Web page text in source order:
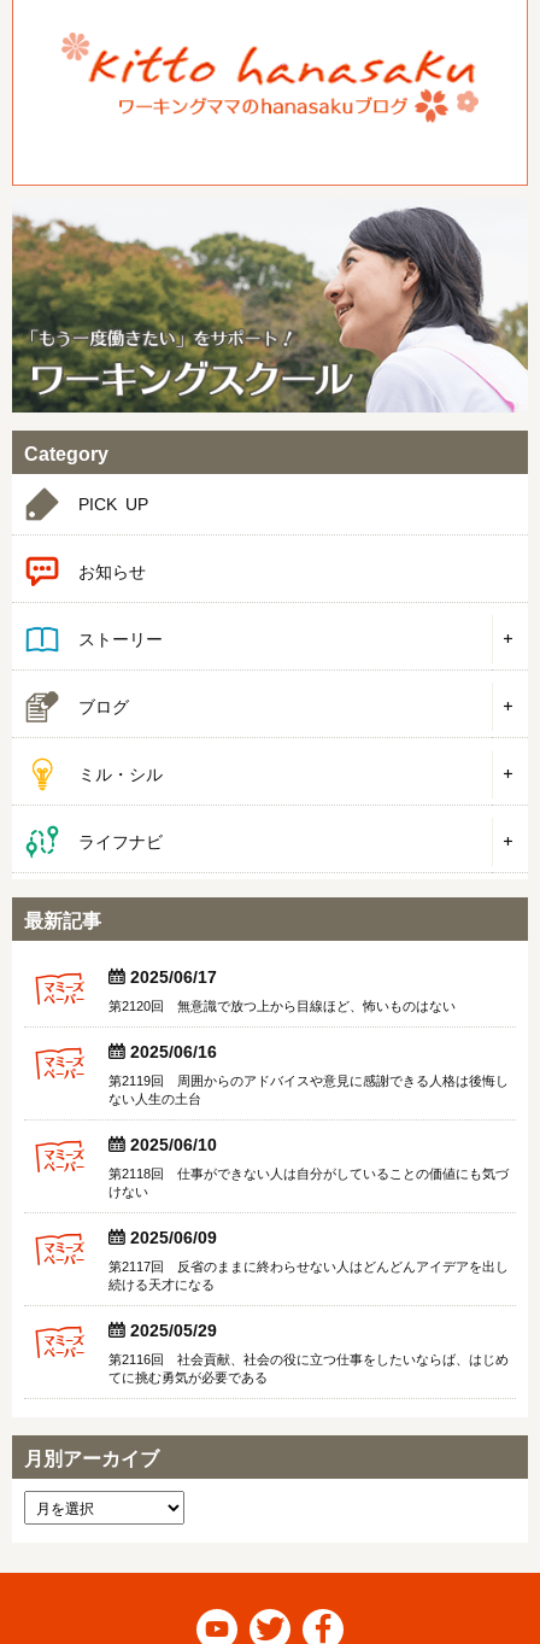
Category
PICK UP
お知らせ
ストーリー
ブログ
ミル・シル
ライフナビ
最新記事
  2025/06/17
第2120回 無意識で放つ上から目線ほど、怖いものはない
  2025/06/16
第2119回 周囲からのアドバイスや意見に感謝できる人格は後悔し
ない人生の土台
  2025/06/10
第2118回 仕事ができない人は自分がしていることの価値にも気づ
けない
  2025/06/09
第2117回 反省のままに終わらせない人はどんどんアイデアを出し
続ける天才になる
  2025/05/29
第2116回 社会貢献、社会の役に立つ仕事をしたいならば、はじめ
てに挑む勇気が必要である
月別アーカイブ
  